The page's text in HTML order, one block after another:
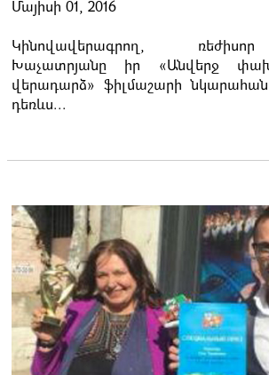
Մայիսի 01, 2016
Կինովավերագրող, ռեժիսոր
Խաչատրյանը իր «Անվերջ
վերադարձ» ֆիլմաշարի
դեռևս...